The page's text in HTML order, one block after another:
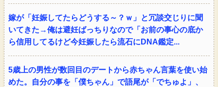
嫁が「妊娠してたらどうする～？ｗ」と冗談交じりに聞
いてきた→俺は避妊ばっちりなので「お前の事心の底か
ら信用してるけど今妊娠したら流石にDNA鑑定...
5歳上の男性が数回目のデートから赤ちゃん言葉を使い始
めた。自分の事を「僕ちゃん」で語尾が「でちゅよ」、